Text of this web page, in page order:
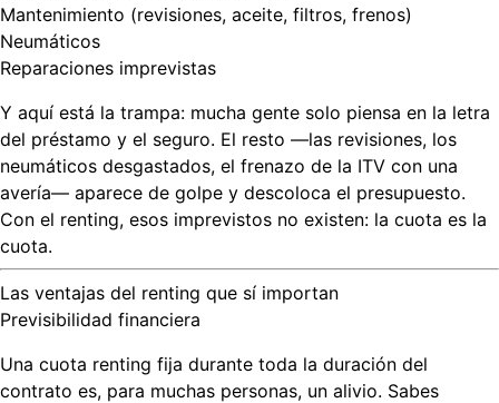
Mantenimiento (revisiones, aceite, filtros, frenos)
Neumáticos
Reparaciones imprevistas
Y aquí está la trampa: mucha gente solo piensa en la letra
del préstamo y el seguro. El resto —las revisiones, los
neumáticos desgastados, el frenazo de la ITV con una
avería— aparece de golpe y descoloca el presupuesto.
Con el renting, esos imprevistos no existen: la cuota es la
cuota.
Las ventajas del renting que sí importan
Previsibilidad financiera
Una cuota renting fija durante toda la duración del
contrato es, para muchas personas, un alivio. Sabes